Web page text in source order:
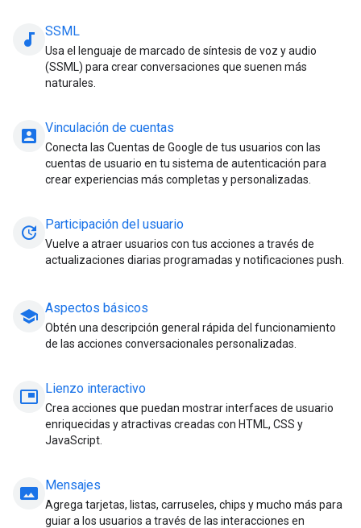
audiotrack SSML
Usa el lenguaje de marcado de síntesis de voz y audio
(SSML) para crear conversaciones que suenen más
naturales.
account_box Vinculación de cuentas
Conecta las Cuentas de Google de tus usuarios con las
cuentas de usuario en tu sistema de autenticación para
crear experiencias más completas y personalizadas.
update Participación del usuario
Vuelve a atraer usuarios con tus acciones a través de
actualizaciones diarias programadas y notificaciones push.
school Aspectos básicos
Obtén una descripción general rápida del funcionamiento
de las acciones conversacionales personalizadas.
picture_in_picture Lienzo interactivo
Crea acciones que puedan mostrar interfaces de usuario
enriquecidas y atractivas creadas con HTML, CSS y
JavaScript.
panorama Mensajes
Agrega tarjetas, listas, carruseles, chips y mucho más para
guiar a los usuarios a través de las interacciones en